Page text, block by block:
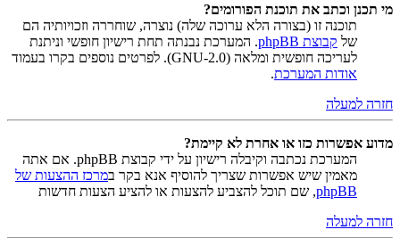
מי תכנן וכתב את תוכנת הפורומים?
תוכנה זו (בצורה הלא ערוכה שלה) נוצרה, שוחררה וזכויותיה הם
של קבוצת phpBB
. המערכת נבנתה תחת רישיון חופשי וניתנת
לעריכה חופשית ומלאה (GNU-2.0). לפרטים נוספים בקרו בעמוד
אודות המערכת.
חזרה למעלה
מדוע אפשרות כזו או אחרת לא קיימת?
המערכת נכתבה וקיבלה רישיון על ידי קבוצת phpBB. אם אתה
מאמין שיש אפשרות שצריך להוסיף אנא בקר במרכז ההצעות של
phpBB, שם תוכל להצביע להצעות או להציע הצעות חדשות
חזרה למעלה